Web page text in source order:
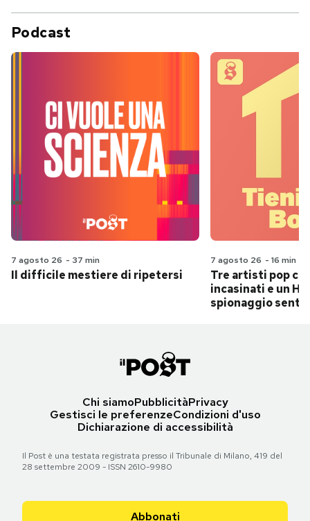
Podcast
7 agosto 26 - 37 min
Il difficile mestiere di ripetersi
7 agosto 26 - 16 min
Tre artisti pop
incasinati e un
spionaggio
Chi siamoPubblicitàPrivacy
Gestisci le preferenzeCondizioni d'uso
Dichiarazione di accessibilità
Il Post è una testata registrata presso il Tribunale di Milano, 419 del
28 settembre 2009 - ISSN 2610-9980
Abbonati